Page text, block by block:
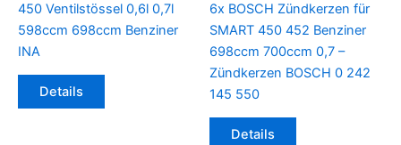
450 Ventilstössel 0,6l 0,7l
598ccm 698ccm Benziner
INA
Details
6x BOSCH Zündkerzen für
SMART 450 452 Benziner
698ccm 700ccm 0,7 –
Zündkerzen BOSCH 0 242
145 550
Details